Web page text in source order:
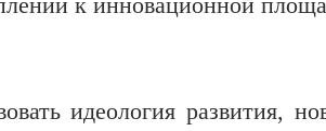
идеология развития,